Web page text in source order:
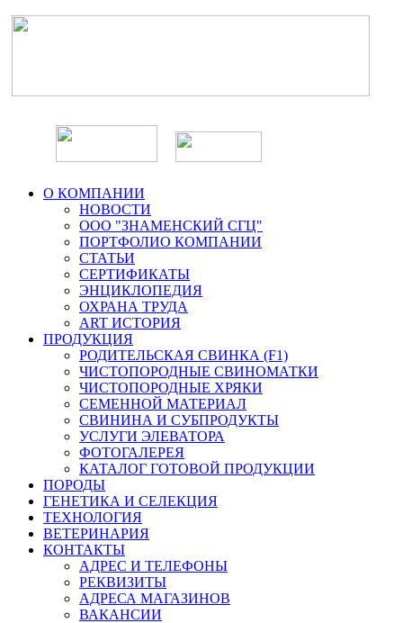
О КОМПАНИИ
НОВОСТИ
ООО "ЗНАМЕНСКИЙ СГЦ"
ПОРТФОЛИО КОМПАНИИ
СТАТЬИ
СЕРТИФИКАТЫ
ЭНЦИКЛОПЕДИЯ
ОХРАНА ТРУДА
ART ИСТОРИЯ
ПРОДУКЦИЯ
РОДИТЕЛЬСКАЯ СВИНКА (F1)
ЧИСТОПОРОДНЫЕ СВИНОМАТКИ
ЧИСТОПОРОДНЫЕ ХРЯКИ
СЕМЕННОЙ МАТЕРИАЛ
СВИНИНА И СУБПРОДУКТЫ
УСЛУГИ ЭЛЕВАТОРА
ФОТОГАЛЕРЕЯ
КАТАЛОГ ГОТОВОЙ ПРОДУКЦИИ
ПОРОДЫ
ГЕНЕТИКА И СЕЛЕКЦИЯ
ТЕХНОЛОГИЯ
ВЕТЕРИНАРИЯ
КОНТАКТЫ
АДРЕС И ТЕЛЕФОНЫ
РЕКВИЗИТЫ
АДРЕСА МАГАЗИНОВ
ВАКАНСИИ